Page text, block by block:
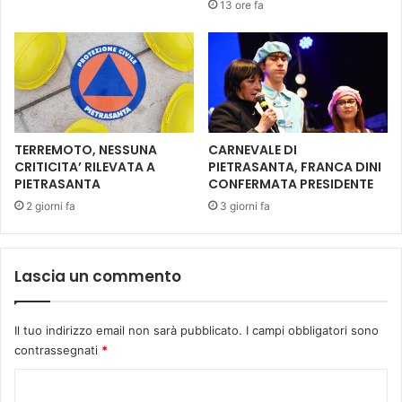
'
U
n
i
o
n
e
a
c
c
g
i
e
d
i
p
e
r
t
u
r
e
p
e
r
0
n
e
l
13 ore fa
TERREMOTO, NESSUNA
CRITICITA’ RILEVATA A
PIETRASANTA
2 giorni fa
CARNEVALE DI
PIETRASANTA, FRANCA DINI
CONFERMATA PRESIDENTE
3 giorni fa
Lascia un commento
Il tuo indirizzo email non sarà pubblicato. I campi obbligatori sono
contrassegnati *